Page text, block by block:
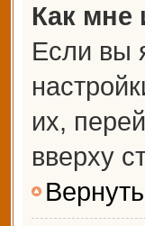
Как мне
Если вы
их,
вверху